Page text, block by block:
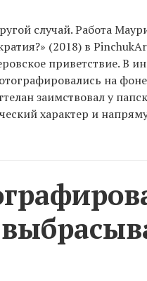
случай. Работа
(2018) в
приветствие. В
на
заимствовал у
характер и